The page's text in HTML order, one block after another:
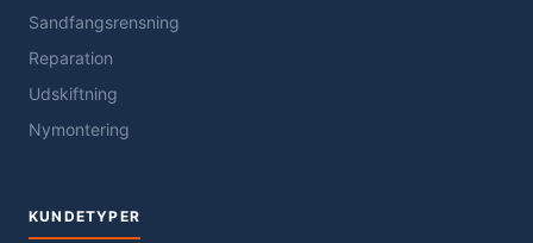
Sandfangsrensning
Reparation
Udskiftning
Nymontering
KUNDETYPER